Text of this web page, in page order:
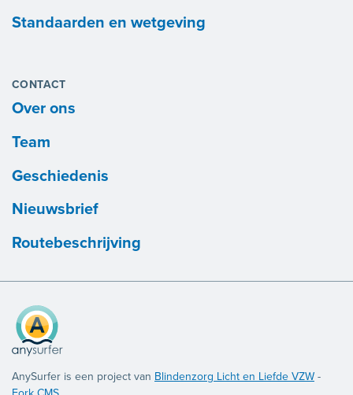
Standaarden en wetgeving
CONTACT
Over ons
Team
Geschiedenis
Nieuwsbrief
Routebeschrijving
AnySurfer is een project van Blindenzorg Licht en Liefde VZW -